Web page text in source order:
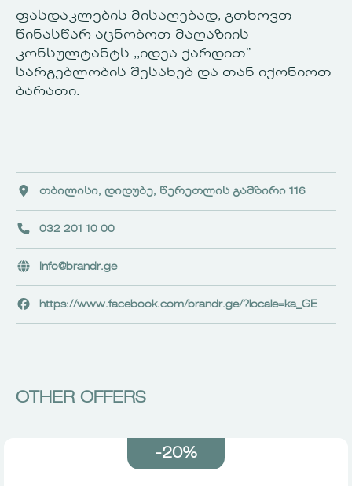
ფასდაკლების მისაღებად, გთხოვთ
წინასწარ აცნობოთ მაღაზიის
კონსულტანტს ,,იდეა ქარდით”
სარგებლობის შესახებ და თან იქონიოთ
ბარათი.
თბილისი, დიდუბე, წერეთლის გამზირი 116
032 201 10 00
Info@brandr.ge
https://www.facebook.com/brandr.ge/?locale=ka_GE
OTHER OFFERS
-20%